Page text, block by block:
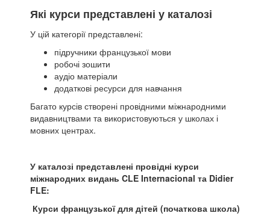
Які курси представлені у каталозі
У цій категорії представлені:
підручники французької мови
робочі зошити
аудіо матеріали
додаткові ресурси для навчання
Багато курсів створені провідними міжнародними
видавництвами та використовуються у школах і
мовних центрах.
У каталозі представлені провідні курси
міжнародних видань CLE Internacional та Didier
FLE:
Курси французької для дітей (початкова школа)